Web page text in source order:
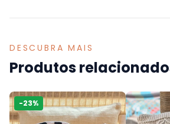
DESCUBRA MAIS
Produtos
-23%